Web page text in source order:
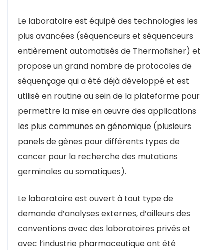
Le laboratoire est équipé des technologies les
plus avancées (séquenceurs et séquenceurs
entièrement automatisés de Thermofisher) et
propose un grand nombre de protocoles de
séquençage qui a été déjà développé et est
utilisé en routine au sein de la plateforme pour
permettre la mise en œuvre des applications
les plus communes en génomique (plusieurs
panels de gènes pour différents types de
cancer pour la recherche des mutations
germinales ou somatiques).
Le laboratoire est ouvert à tout type de
demande d’analyses externes, d’ailleurs des
conventions avec des laboratoires privés et
avec l’industrie pharmaceutique ont été